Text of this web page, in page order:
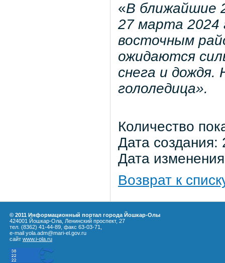
«В ближайшие
27 марта 2024
восточным
ожидаются
снега и
гололедица».
Количество
Дата
Дата
Возврат к
© 2011 Информационный портал города Йошкар-Олы
424001 Йошкар-Ола, Ленинский проспект, 27
тел. (8362) 41-44-89, факс 63-03-71,
e-mail yola.adm@mari-el.gov.ru
сайт www.i-ola.ru